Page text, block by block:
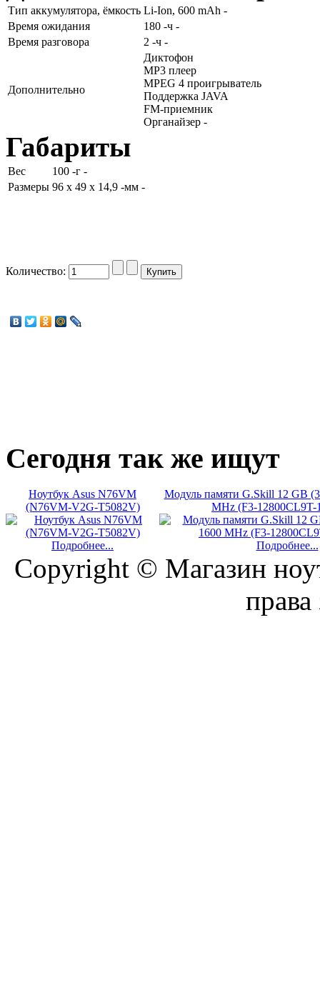
Тип аккумулятора, ёмкость Li-Ion, 600 mAh -
Время ожидания
180 -ч -
Время разговора
2 -ч -
Дополнительно
Диктофон
MP3 плеер
MPEG 4 проигрыватель
Поддержка JAVA
FM-приемник
Органайзер -
Габариты
Вес
100 -г -
Размеры 96 x 49 x 14,9 -мм -
Количество:
Сегодня так же ищут
Ноутбук Asus N76VM
(N76VM-V2G-T5082V)
Подробнее...
Модуль памяти G.Skill 12 GB
MHz (F3-
Подробнее...
Copyright © Магазин